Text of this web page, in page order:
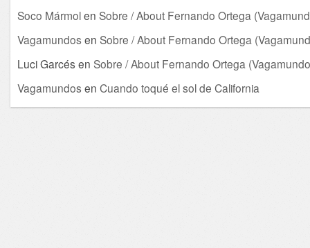
Soco Mármolen Sobre / About Fernando Ortega
Vagamundos en Sobre / About Fernando Ortega
Luci Garcés en Sobre / About Fernando Ortega
Vagamundos en Cuando toqué el sol de California